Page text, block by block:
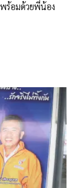
ร้อมด้วยพี่น้อง